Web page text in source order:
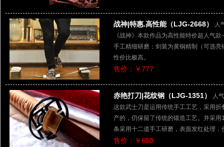
战神|特惠.高性能（LJG-2668）
人
《战神》本款作品为高性能特价超人气
手工精细研磨；剑装为黄铜精制（可选
性价比极高。
售价：￥777
赤艳打刀|花纹钢（LJG-1351）
人
这款武士刀是运用传统手工工艺，采用
产的，仍保留了传统的锻造工艺。并采
条采用十二道手工研磨，表面发红处理
售价：￥650